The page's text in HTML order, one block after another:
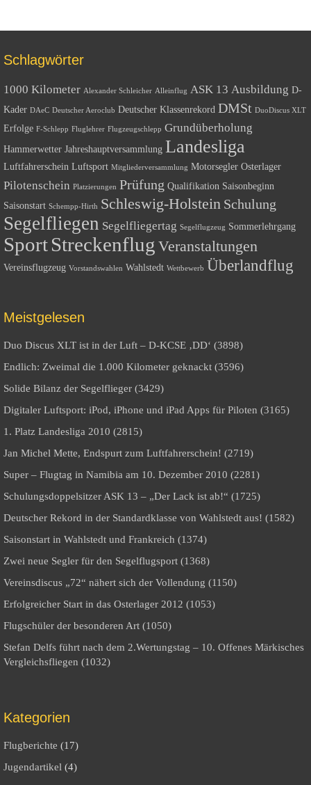
Schlagwörter
1000 Kilometer Alexander Schleicher Alleinflug ASK 13 Ausbildung D-
Kader DAeC Deutscher Aeroclub Deutscher Klassenrekord DMSt DuoDiscus XLT
Erfolge F-Schlepp Fluglehrer Flugzeugschlepp Grundüberholung
Hammerwetter Jahreshauptversammlung Landesliga
Luftfahrerschein Luftsport Mitgliederversammlung Motorsegler Osterlager
Pilotenschein Platzierungen Prüfung Qualifikation Saisonbeginn
Saisonstart Schempp-Hirth Schleswig-Holstein Schulung
Segelfliegen Segelfliegertag Segelflugzeug Sommerlehrgang
SportStreckenflug Veranstaltungen
Vereinsflugzeug Vorstandswahlen Wahlstedt Wettbewerb Überlandflug
Meistgelesen
Duo Discus XLT ist in der Luft – D-KCSE ‚DD‘ (3898)
Endlich: Zweimal die 1.000 Kilometer geknackt (3596)
Solide Bilanz der Segelflieger (3429)
Digitaler Luftsport: iPod, iPhone und iPad Apps für Piloten (3165)
1. Platz Landesliga 2010 (2815)
Jan Michel Mette, Endspurt zum Luftfahrerschein! (2719)
Super – Flugtag in Namibia am 10. Dezember 2010 (2281)
Schulungsdoppelsitzer ASK 13 – „Der Lack ist ab!“ (1725)
Deutscher Rekord in der Standardklasse von Wahlstedt aus! (1582)
Saisonstart in Wahlstedt und Frankreich (1374)
Zwei neue Segler für den Segelflugsport (1368)
Vereinsdiscus „72“ nähert sich der Vollendung (1150)
Erfolgreicher Start in das Osterlager 2012 (1053)
Flugschüler der besonderen Art (1050)
Stefan Delfs führt nach dem 2.Wertungstag – 10. Offenes Märkisches
Vergleichsfliegen (1032)
Kategorien
Flugberichte (17)
Jugendartikel (4)